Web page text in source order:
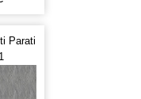
Parati